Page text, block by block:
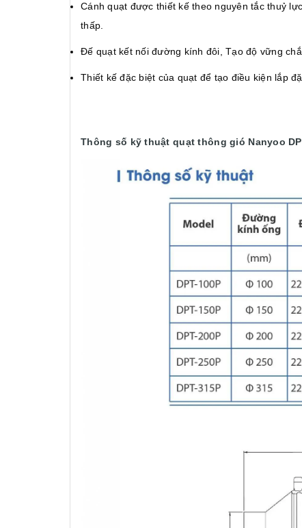
Cánh quạt được thiết kế theo nguyên tắc thuỷ
thấp.
Đế quạt kết nối đường kính đôi, Tạo độ vững
Thiết kế đặc biệt của quạt để tạo điều kiện lắp
Thông số kỹ thuật quạt thông gió Nanyoo